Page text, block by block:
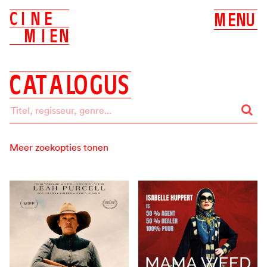
C I N E
M I EN
MENU
CATALOGUS
Meer zoekopties tonen
ALLES
BIOSCOOP
ALLE